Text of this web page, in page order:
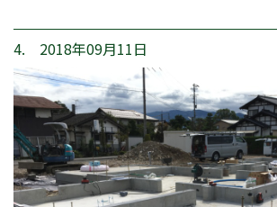
4. 2018年09月11日